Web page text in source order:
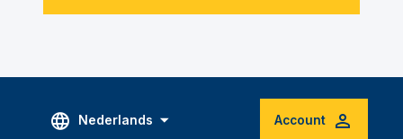
Nederlands Account